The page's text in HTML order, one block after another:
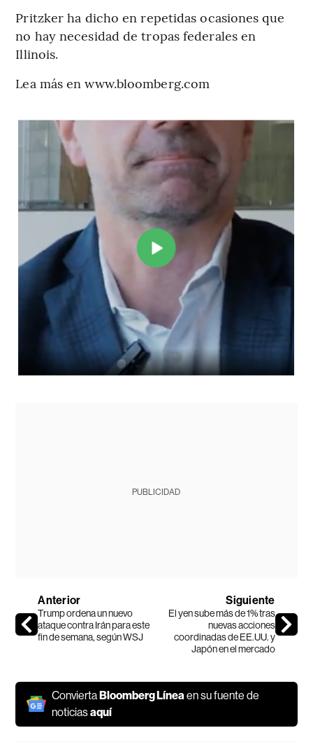
Pritzker ha dicho en repetidas ocasiones que
no hay necesidad de tropas federales en
Illinois.
Lea más en www.bloomberg.com
PUBLICIDAD
Anterior
Trump ordena un nuevo
ataque contra Irán para este
fin de semana, según WSJ
Siguiente
El yen sube más de 1% tras
nuevas acciones
coordinadas de EE.UU. y
Japón en el mercado
ConviertaBloomberg Línea en su fuente de
noticiasaquí